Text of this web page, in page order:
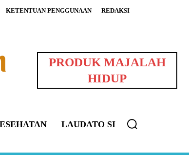
KETENTUAN PENGGUNAAN
REDAKSI
PRODUK MAJALAH
HIDUP
LAUDATO SI